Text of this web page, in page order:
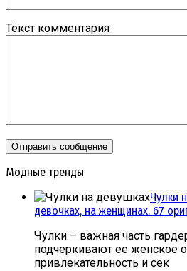
Текст комментария
Модные тренды
Чулки
девочках, на женщинах. 67
Чулки – важная часть
подчеркивают ее женское
привлекательность и сек